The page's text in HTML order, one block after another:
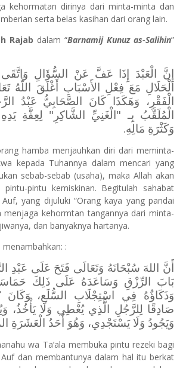
kehormatan dirinya dari minta-minta dan
serta belas kasihan dari orang lain.
Rajab dalam “Barnamij Kunuz as-Salihin”
إِنَّ الْعَبْدَ إِذَا عَفَّ عَنْ السُّؤَالِ
الْحَلَالِ مَعَ فِعْلِ الأَسْبَابِ أَغْلَقَ اللَّهُ
الْفَقْرِ، وَهَكَذَا كَانَ الصَّحَابِيُّ عَبْدُ
الْمُلَقَّبُ بِـ "الْغَنِيِّ الشَّاكِرِ" لِعِفَّةِ
وَكَثْرَةِ مَالِهِ.
hamba menjauhkan diri dari meminta-
kepada Tuhannya dalam mencari yang
sebab-sebab (usaha), maka Allah akan
pintu-pintu kemiskinan. Begitulah sahabat
yang dijuluki “Orang kaya yang pandai
menjaga kehormtan tangannya dari minta-
dan banyaknya hartanya.
menambahkan: :
أَنَّ اللهَ سُبْحَانَهُ وَتَعَالَى فَتَحَ عَلَى
بَابَ الرِّزْقِ وَسَاعَدَهُ عَلَى ذَلِكَ
وَذَكَاؤُهُ فِي اسْتِجْلَابِ السُّلَعِ،
صَادِقًا لِلرَّجُلِ الَّذِي يُعْطِي وَلَا يَأْخُذُ،
وَيَجُودُ وَلَا يَسْتَجْدِي، وَهُوَ أَحَدُ الْعَشَرَةِ
wa Ta’ala membuka pintu rezeki bagi
dan membantunya dalam hal itu berkat